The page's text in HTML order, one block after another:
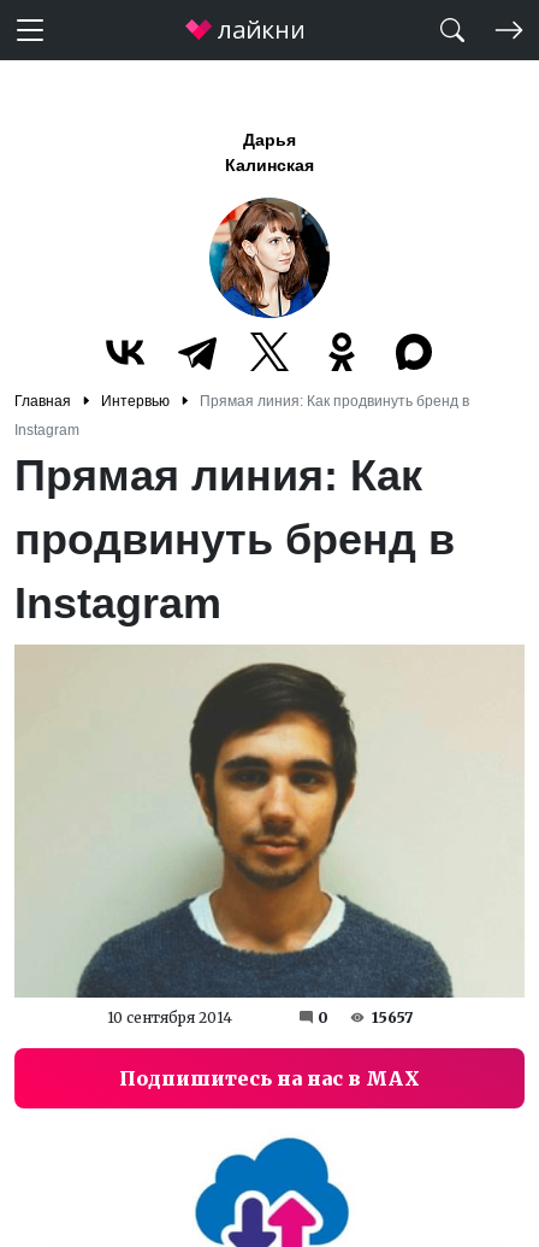
Дарья
Калинская
Главная Интервью
Прямая линия: Как продвинуть бренд в
Instagram
Прямая линия: Как
продвинуть бренд в
Instagram
10 сентября 2014 0 15657
Подпишитесь на нас в MAX